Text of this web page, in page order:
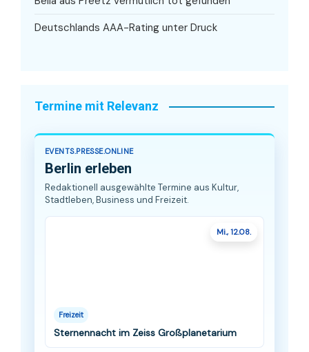
Deutschlands AAA-Rating unter Druck
Termine mit Relevanz
EVENTS.PRESSE.ONLINE
Berlin erleben
Redaktionell ausgewählte Termine aus Kultur,
Stadtleben, Business und Freizeit.
Mi., 12.08.
Freizeit
Sternennacht im Zeiss Großplanetarium